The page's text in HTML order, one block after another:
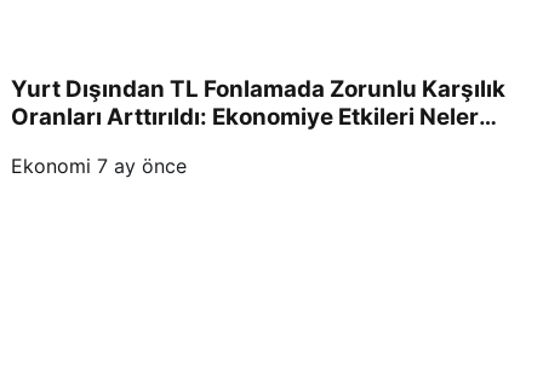
Yurt Dışından TL Fonlamada Zorunlu Karşılık
Oranları Arttırıldı: Ekonomiye Etkileri Neler
Ekonomi 7 ay önce